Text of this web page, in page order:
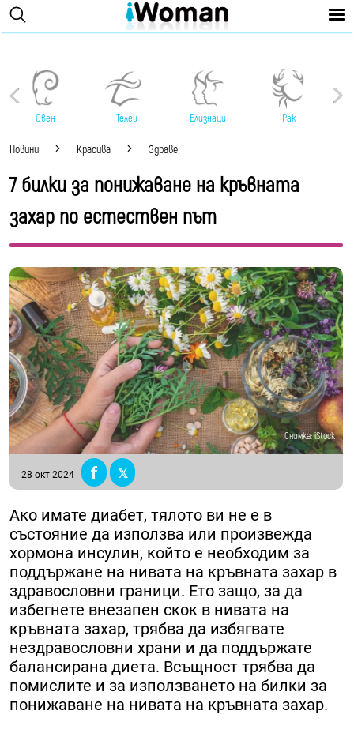
Овен Телец Близнаци Рак
Новини Красива Здраве
7 билки за понижаване на кръвната
захар по естествен път
Снимка: iStock
28 окт 2024
Ако имате диабет, тялото ви не е в
състояние да използва или произвежда
хормона инсулин, който е необходим за
поддържане на нивата на кръвната захар в
здравословни граници. Ето защо, за да
избегнете внезапен скок в нивата на
кръвната захар, трябва да избягвате
нездравословни храни и да поддържате
балансирана диета. Всъщност трябва да
помислите и за използването на билки за
понижаване на нивата на кръвната захар.